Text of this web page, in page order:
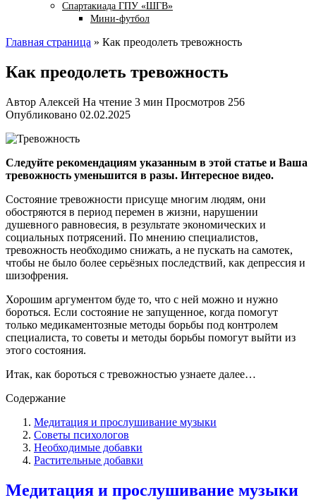
Спартакиада ГПУ «ШГВ»
Мини-футбол
Главная страница » Как преодолеть тревожность
Как преодолеть тревожность
Автор Алексей На чтение 3 мин Просмотров 256
Опубликовано 02.02.2025
Следуйте рекомендациям указанным в этой статье и Ваша
тревожность уменьшится в разы. Интересное видео.
Состояние тревожности присуще многим людям, они
обостряются в период перемен в жизни, нарушении
душевного равновесия, в результате экономических и
социальных потрясений. По мнению специалистов,
тревожность необходимо снижать, а не пускать на самотек,
чтобы не было более серьёзных последствий, как депрессия и
шизофрения.
Хорошим аргументом буде то, что с ней можно и нужно
бороться. Если состояние не запущенное, когда помогут
только медикаментозные методы борьбы под контролем
специалиста, то советы и методы борьбы помогут выйти из
этого состояния.
Итак, как бороться с тревожностью узнаете далее…
Содержание
Медитация и прослушивание музыки
Советы психологов
Необходимые добавки
Растительные добавки
Медитация и прослушивание музыки